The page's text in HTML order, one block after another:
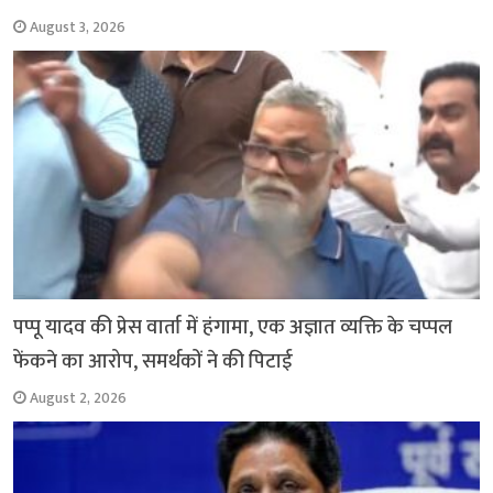
August 3, 2026
पप्पू यादव की प्रेस वार्ता में हंगामा, एक अज्ञात व्यक्ति के चप्पल
फेंकने का आरोप, समर्थकों ने की पिटाई
August 2, 2026